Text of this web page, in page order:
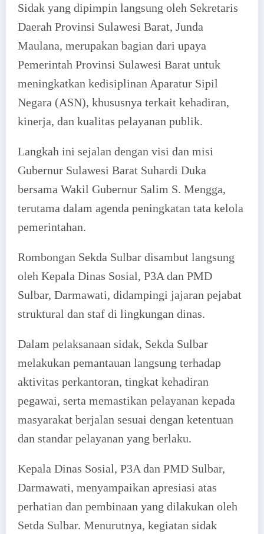
Sidak yang dipimpin langsung oleh Sekretaris
Daerah Provinsi Sulawesi Barat, Junda
Maulana, merupakan bagian dari upaya
Pemerintah Provinsi Sulawesi Barat untuk
meningkatkan kedisiplinan Aparatur Sipil
Negara (ASN), khususnya terkait kehadiran,
kinerja, dan kualitas pelayanan publik.
Langkah ini sejalan dengan visi dan misi
Gubernur Sulawesi Barat Suhardi Duka
bersama Wakil Gubernur Salim S. Mengga,
terutama dalam agenda peningkatan tata kelola
pemerintahan.
Rombongan Sekda Sulbar disambut langsung
oleh Kepala Dinas Sosial, P3A dan PMD
Sulbar, Darmawati, didampingi jajaran pejabat
struktural dan staf di lingkungan dinas.
Dalam pelaksanaan sidak, Sekda Sulbar
melakukan pemantauan langsung terhadap
aktivitas perkantoran, tingkat kehadiran
pegawai, serta memastikan pelayanan kepada
masyarakat berjalan sesuai dengan ketentuan
dan standar pelayanan yang berlaku.
Kepala Dinas Sosial, P3A dan PMD Sulbar,
Darmawati, menyampaikan apresiasi atas
perhatian dan pembinaan yang dilakukan oleh
Setda Sulbar. Menurutnya, kegiatan sidak